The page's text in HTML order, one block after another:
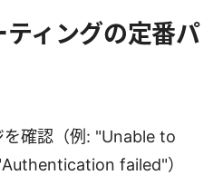
ティングの定番パ
を確認（例: "Unable to
failed"）